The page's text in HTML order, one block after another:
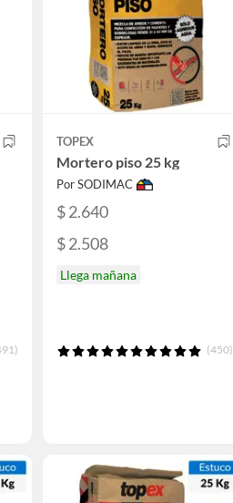
TOPEX
Mortero piso 25 kg
Por SODIMAC
$ 2.640
$ 2.508
Llega mañana
(450)